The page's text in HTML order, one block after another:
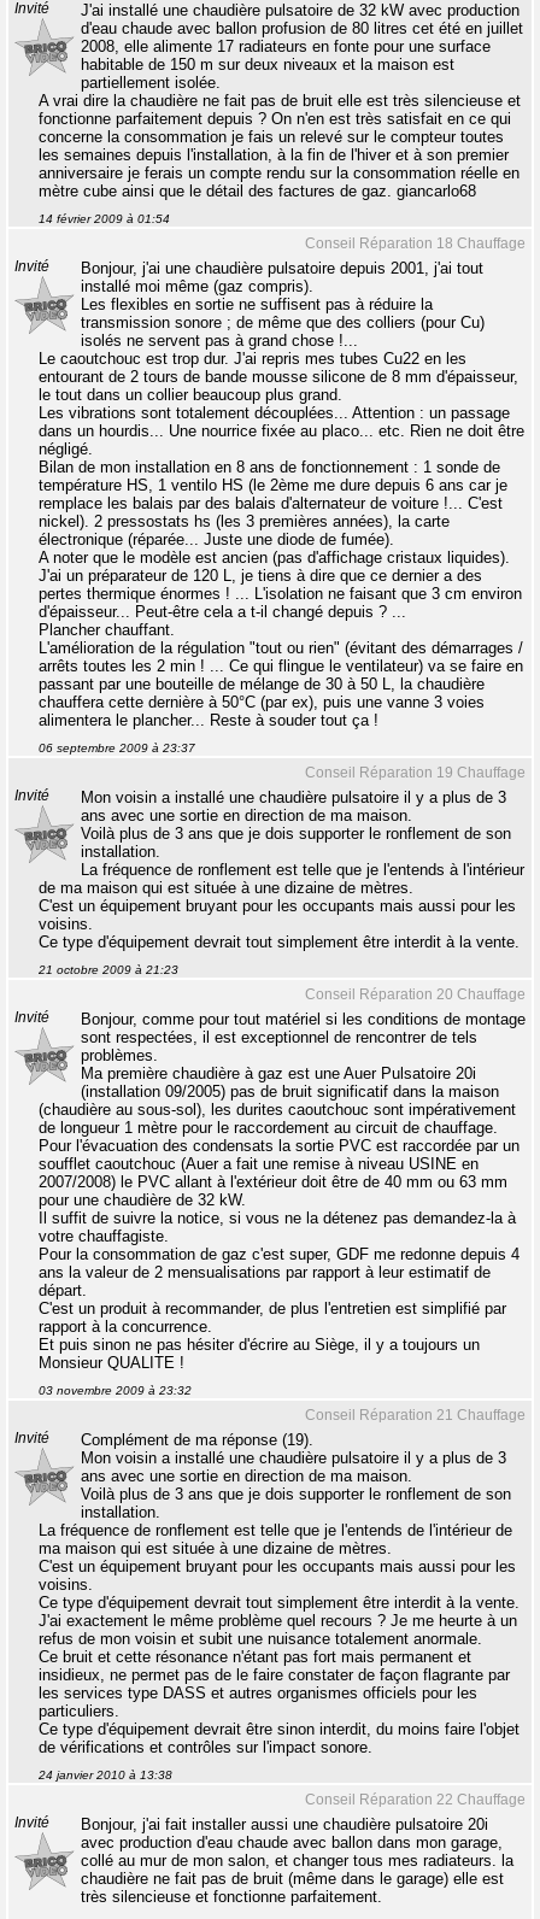
Invité
J'ai installé une chaudière pulsatoire de 32 kW avec production
d'eau chaude avec ballon profusion de 80 litres cet été en juillet
2008, elle alimente 17 radiateurs en fonte pour une surface
habitable de 150 m sur deux niveaux et la maison est
partiellement isolée.
A vrai dire la chaudière ne fait pas de bruit elle est très silencieuse et
fonctionne parfaitement depuis ? On n'en est très satisfait en ce qui
concerne la consommation je fais un relevé sur le compteur toutes
les semaines depuis l'installation, à la fin de l'hiver et à son premier
anniversaire je ferais un compte rendu sur la consommation réelle en
mètre cube ainsi que le détail des factures de gaz. giancarlo68
14 février 2009 à 01:54
Conseil Réparation 18 Chauffage
Invité
Bonjour, j'ai une chaudière pulsatoire depuis 2001, j'ai tout
installé moi même (gaz compris).
Les flexibles en sortie ne suffisent pas à réduire la
transmission sonore ; de même que des colliers (pour Cu)
isolés ne servent pas à grand chose !...
Le caoutchouc est trop dur. J'ai repris mes tubes Cu22 en les
entourant de 2 tours de bande mousse silicone de 8 mm d'épaisseur,
le tout dans un collier beaucoup plus grand.
Les vibrations sont totalement découplées... Attention : un passage
dans un hourdis... Une nourrice fixée au placo... etc. Rien ne doit être
négligé.
Bilan de mon installation en 8 ans de fonctionnement : 1 sonde de
température HS, 1 ventilo HS (le 2ème me dure depuis 6 ans car je
remplace les balais par des balais d'alternateur de voiture !... C'est
nickel). 2 pressostats hs (les 3 premières années), la carte
électronique (réparée... Juste une diode de fumée).
A noter que le modèle est ancien (pas d'affichage cristaux liquides).
J'ai un préparateur de 120 L, je tiens à dire que ce dernier a des
pertes thermique énormes ! ... L'isolation ne faisant que 3 cm environ
d'épaisseur... Peut-être cela a t-il changé depuis ? ...
Plancher chauffant.
L'amélioration de la régulation "tout ou rien" (évitant des démarrages /
arrêts toutes les 2 min ! ... Ce qui flingue le ventilateur) va se faire en
passant par une bouteille de mélange de 30 à 50 L, la chaudière
chauffera cette dernière à 50°C (par ex), puis une vanne 3 voies
alimentera le plancher... Reste à souder tout ça !
06 septembre 2009 à 23:37
Conseil Réparation 19 Chauffage
Invité
Mon voisin a installé une chaudière pulsatoire il y a plus de 3
ans avec une sortie en direction de ma maison.
Voilà plus de 3 ans que je dois supporter le ronflement de son
installation.
La fréquence de ronflement est telle que je l'entends à l'intérieur
de ma maison qui est située à une dizaine de mètres.
C'est un équipement bruyant pour les occupants mais aussi pour les
voisins.
Ce type d'équipement devrait tout simplement être interdit à la vente.
21 octobre 2009 à 21:23
Conseil Réparation 20 Chauffage
Invité
Bonjour, comme pour tout matériel si les conditions de montage
sont respectées, il est exceptionnel de rencontrer de tels
problèmes.
Ma première chaudière à gaz est une Auer Pulsatoire 20i
(installation 09/2005) pas de bruit significatif dans la maison
(chaudière au sous-sol), les durites caoutchouc sont impérativement
de longueur 1 mètre pour le raccordement au circuit de chauffage.
Pour l'évacuation des condensats la sortie PVC est raccordée par un
soufflet caoutchouc (Auer a fait une remise à niveau USINE en
2007/2008) le PVC allant à l'extérieur doit être de 40 mm ou 63 mm
pour une chaudière de 32 kW.
Il suffit de suivre la notice, si vous ne la détenez pas demandez-la à
votre chauffagiste.
Pour la consommation de gaz c'est super, GDF me redonne depuis 4
ans la valeur de 2 mensualisations par rapport à leur estimatif de
départ.
C'est un produit à recommander, de plus l'entretien est simplifié par
rapport à la concurrence.
Et puis sinon ne pas hésiter d'écrire au Siège, il y a toujours un
Monsieur QUALITE !
03 novembre 2009 à 23:32
Conseil Réparation 21 Chauffage
Invité
Complément de ma réponse (19).
Mon voisin a installé une chaudière pulsatoire il y a plus de 3
ans avec une sortie en direction de ma maison.
Voilà plus de 3 ans que je dois supporter le ronflement de son
installation.
La fréquence de ronflement est telle que je l'entends de l'intérieur de
ma maison qui est située à une dizaine de mètres.
C'est un équipement bruyant pour les occupants mais aussi pour les
voisins.
Ce type d'équipement devrait tout simplement être interdit à la vente.
J'ai exactement le même problème quel recours ? Je me heurte à un
refus de mon voisin et subit une nuisance totalement anormale.
Ce bruit et cette résonance n'étant pas fort mais permanent et
insidieux, ne permet pas de le faire constater de façon flagrante par
les services type DASS et autres organismes officiels pour les
particuliers.
Ce type d'équipement devrait être sinon interdit, du moins faire l'objet
de vérifications et contrôles sur l'impact sonore.
24 janvier 2010 à 13:38
Conseil Réparation 22 Chauffage
Invité
Bonjour, j'ai fait installer aussi une chaudière pulsatoire 20i
avec production d'eau chaude avec ballon dans mon garage,
collé au mur de mon salon, et changer tous mes radiateurs. la
chaudière ne fait pas de bruit (même dans le garage) elle est
très silencieuse et fonctionne parfaitement.